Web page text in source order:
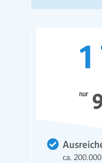
nur
ca.